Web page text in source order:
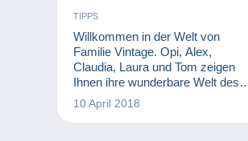
passen.
TIPPS
Willkommen in der Welt von
Familie Vintage. Opi, Alex,
Claudia, Laura und Tom zeigen
Ihnen ihre wunderbare Welt des
Sammelns. Jeden Monat
präsentieren sie einen kurzen
10 April 2018